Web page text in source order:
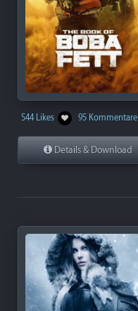
544 Likes 95 Kommentare
Details & Download